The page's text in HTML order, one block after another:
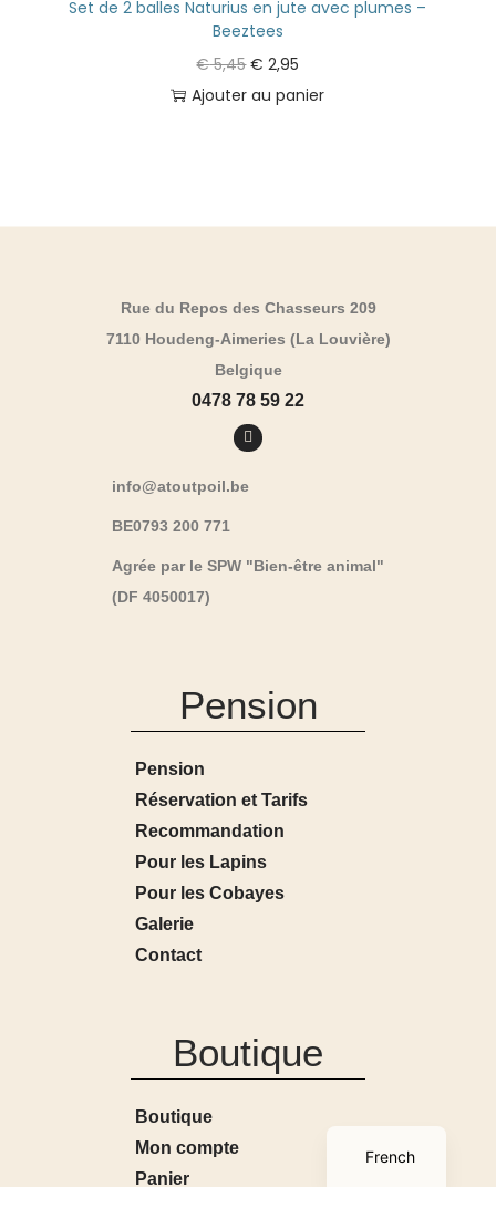
Set de 2 balles Naturius en jute avec plumes –
Beeztees
€5,45 € 2,95
Ajouter au panier
Rue du Repos des Chasseurs 209
7110 Houdeng-Aimeries (La Louvière)
Belgique
0478 78 59 22
info@atoutpoil.be
BE0793 200 771
Agrée par le SPW "Bien-être animal"
(DF 4050017)
Pension
Pension
Réservation et Tarifs
Recommandation
Pour les Lapins
Pour les Cobayes
Galerie
Contact
Boutique
Boutique
Mon compte
Panier
French